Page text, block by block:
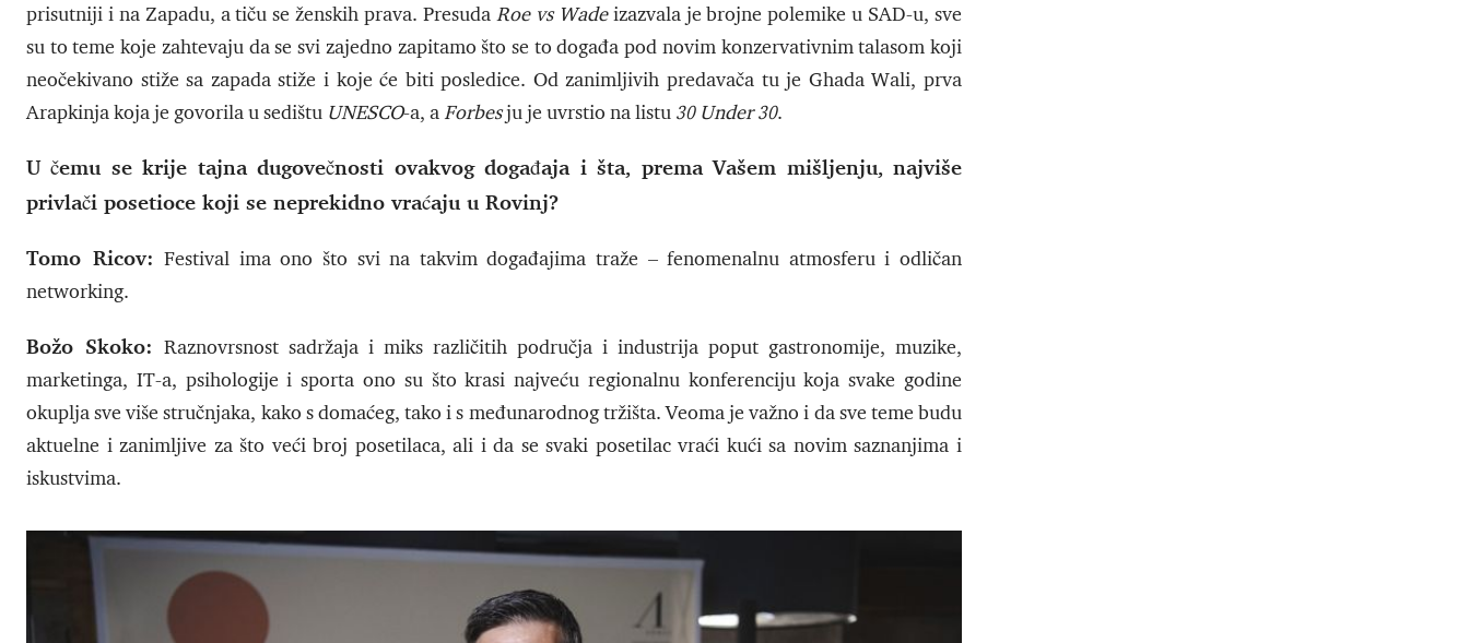
prisutniji i na Zapadu, a tiču se ženskih prava. Presuda Roe vs Wadeizazvala je brojne polemike u SAD-u, sve
su to teme koje zahtevaju da se svi zajedno zapitamo što se to događa pod novim konzervativnim talasom koji
neočekivano stiže sa zapada stiže i koje će biti posledice. Od zanimljivih predavača tu je Ghada Wali, prva
Arapkinja koja je govorila u sedištu UNESCO-a, aForbesju je uvrstio na listu 30 Under 30.
U čemu se krije tajna dugovečnosti ovakvog događaja i šta, prema Vašem mišljenju, najviše
privlači posetioce koji se neprekidno vraćaju u Rovinj?
Tomo Ricov:Festival ima ono što svi na takvim događajima traže – fenomenalnu atmosferu i odličan
networking.
Božo Skoko: Raznovrsnost sadržaja i miks različitih područja i industrija poput gastronomije, muzike,
marketinga, IT-a, psihologije i sporta ono su što krasi najveću regionalnu konferenciju koja svake godine
okuplja sve više stručnjaka, kako s domaćeg, tako i s međunarodnog tržišta. Veoma je važno i da sve teme budu
aktuelne i zanimljive za što veći broj posetilaca, ali i da se svaki posetilac vraći kući sa novim saznanjima i
iskustvima.